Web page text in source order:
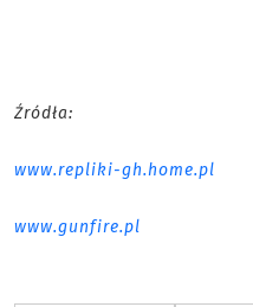
Źródła:
www.repliki-gh.home.pl
www.gunfire.pl